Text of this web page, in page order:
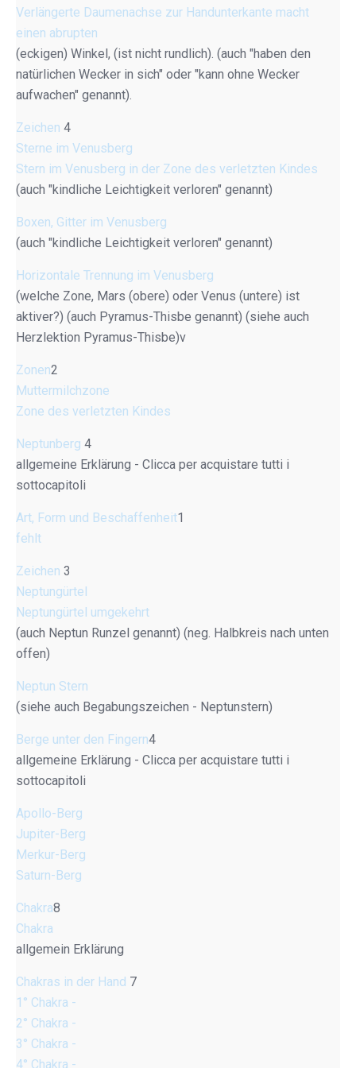
Verlängerte Daumenachse zur Handunterkante macht
einen abrupten
(eckigen) Winkel, (ist nicht rundlich). (auch "haben den
natürlichen Wecker in sich" oder "kann ohne Wecker
aufwachen" genannt).
Zeichen 4
Sterne im Venusberg
Stern im Venusberg in der Zone des verletzten Kindes
(auch "kindliche Leichtigkeit verloren" genannt)
Boxen, Gitter im Venusberg
(auch "kindliche Leichtigkeit verloren" genannt)
Horizontale Trennung im Venusberg
(welche Zone, Mars (obere) oder Venus (untere) ist
aktiver?) (auch Pyramus-Thisbe genannt) (siehe auch
Herzlektion Pyramus-Thisbe)v
Zonen2
Muttermilchzone
Zone des verletzten Kindes
Neptunberg 4
allgemeine Erklärung - Clicca per acquistare tutti i
sottocapitoli
Art, Form und Beschaffenheit1
fehlt
Zeichen 3
Neptungürtel
Neptungürtel umgekehrt
(auch Neptun Runzel genannt) (neg. Halbkreis nach unten
offen)
Neptun Stern
(siehe auch Begabungszeichen - Neptunstern)
Berge unter den Fingern4
allgemeine Erklärung - Clicca per acquistare tutti i
sottocapitoli
Apollo-Berg
Jupiter-Berg
Merkur-Berg
Saturn-Berg
Chakra8
Chakra
allgemein Erklärung
Chakras in der Hand 7
1° Chakra -
2° Chakra -
3° Chakra -
4° Chakra -